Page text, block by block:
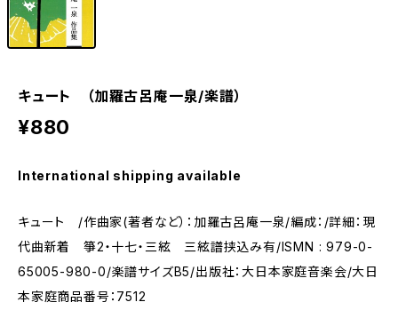
キュート （加羅古呂庵一泉/楽譜）
¥880
International shipping available
キュート /作曲家(著者など）：加羅古呂庵一泉/編成：/詳細：現
代曲新着 箏2・十七・三絃 三絃譜挟込み有/ISMN : 979-0-
65005-980-0/楽譜サイズB5/出版社：大日本家庭音楽会/大日
本家庭商品番号：7512